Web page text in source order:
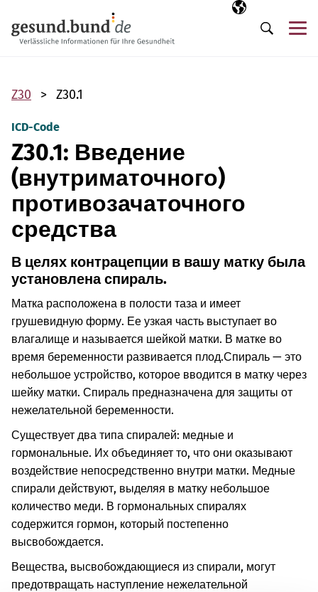
Выбранный
RU
Поиск
Z30 Z30.1
ICD-Code
Z30.1: Введение
(внутриматочного)
противозачаточного
средства
В целях контрацепции в вашу матку была
установлена спираль.
Матка расположена в полости таза и имеет
грушевидную форму. Ее узкая часть выступает во
влагалище и называется шейкой матки. В матке во
время беременности развивается плод.Спираль — это
небольшое устройство, которое вводится в матку через
шейку матки. Спираль предназначена для защиты от
нежелательной беременности.
Существует два типа спиралей: медные и
гормональные. Их объединяет то, что они оказывают
воздействие непосредственно внутри матки. Медные
спирали действуют, выделяя в матку небольшое
количество меди. В гормональных спиралях
содержится гормон, который постепенно
высвобождается.
Вещества, высвобождающиеся из спирали, могут
предотвращать наступление нежелательной